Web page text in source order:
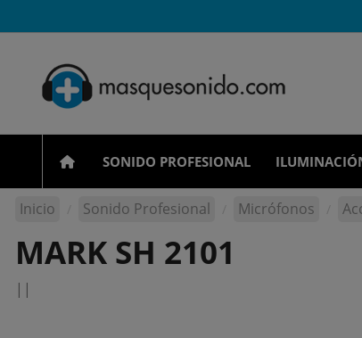
SONIDO PROFESIONAL
Inicio Sonido Profesional Micrófonos
MARK SH 2101
||